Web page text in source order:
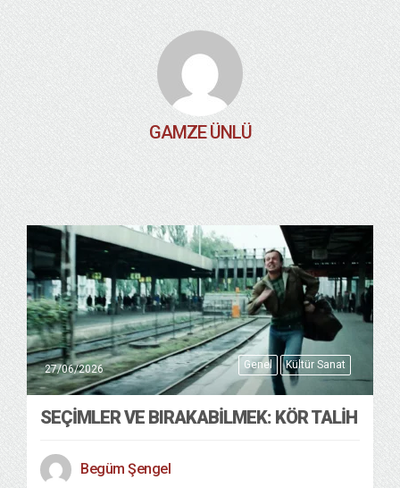
GAMZE ÜNLÜ
Genel Kültür Sanat
27/06/2026
SEÇIMLER VE BIRAKABILMEK: KÖR TALIH
Begüm Şengel